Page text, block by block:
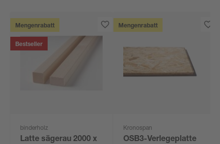
Mengenrabatt
Bestseller
binderholz
Latte sägerau 2000 x
Mengenrabatt
Kronospan
OSB3-Verlegeplatte